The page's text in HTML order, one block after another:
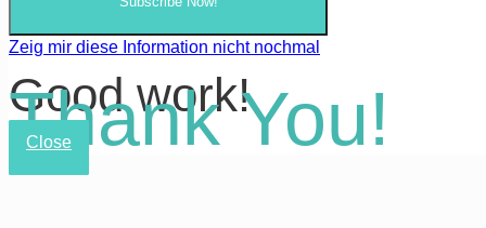
Zeig mir diese Information nicht nochmal
Good work!
Thank You!
Close